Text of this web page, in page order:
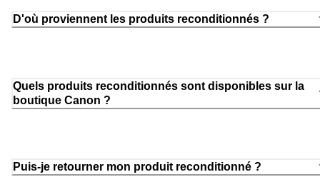
D'où proviennent les produits reconditionnés ?
Quels produits reconditionnés sont disponibles sur la
boutique Canon ?
Puis-je retourner mon produit reconditionné ?